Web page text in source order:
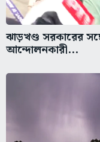
ঝাড়খণ্ড সরকারের
আন্দোলনকারী...